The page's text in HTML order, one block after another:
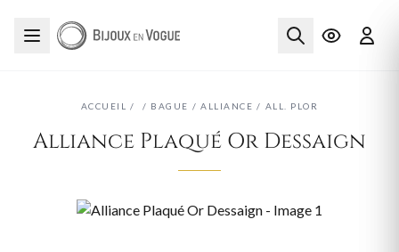
ACCUEIL / / BAGUE / ALLIANCE / ALL. PLOR
Alliance Plaqué Or Dessaign